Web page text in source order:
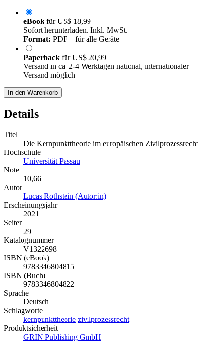
eBook fürUS$ 18,99
Sofort herunterladen. Inkl. MwSt.
Format: PDF – für alle Geräte
Paperback fürUS$ 20,99
Versand in ca. 2-4 Werktagen national, internationaler
Versand möglich
In den Warenkorb
Details
Titel
Die Kernpunkttheorie im europäischen Zivilprozessrecht
Hochschule
Universität Passau
Note
10,66
Autor
Lucas Rothstein (Autor:in)
Erscheinungsjahr
2021
Seiten
29
Katalognummer
V1322698
ISBN (eBook)
9783346804815
ISBN (Buch)
9783346804822
Sprache
Deutsch
Schlagworte
kernpunkttheorie zivilprozessrecht
Produktsicherheit
GRIN Publishing GmbH